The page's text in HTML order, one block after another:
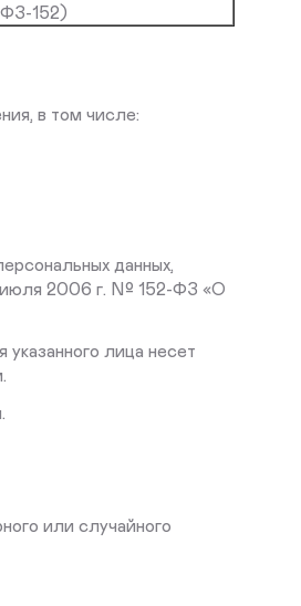
152)
в том числе:
данных,
июля 2006 г. № 152-ФЗ «О
лица несет
или случайного